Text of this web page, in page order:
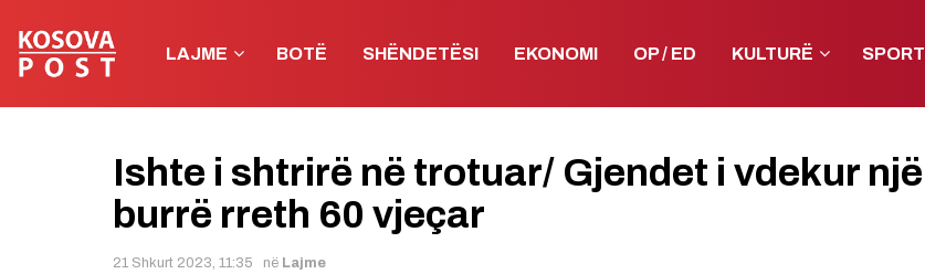
LAJME BOTË SHËNDETËSI EKONOMI OP / ED KULTURË SPORT
Ishte i shtrirë në trotuar/ Gjendet i vdekur një
burrë rreth 60 vjeçar
21 Shkurt 2023, 11:35 në Lajme